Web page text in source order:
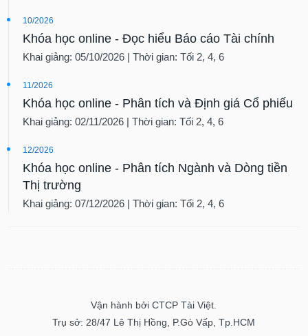
10/2026
Khóa học online - Đọc hiểu Báo cáo Tài chính
Khai giảng: 05/10/2026 | Thời gian: Tối 2, 4, 6
11/2026
Khóa học online - Phân tích và Định giá Cổ phiếu
Khai giảng: 02/11/2026 | Thời gian: Tối 2, 4, 6
12/2026
Khóa học online - Phân tích Ngành và Dòng tiền
Thị trường
Khai giảng: 07/12/2026 | Thời gian: Tối 2, 4, 6
Vận hành bởi CTCP Tài Việt.
Trụ sở: 28/47 Lê Thị Hồng, P.Gò Vấp, Tp.HCM